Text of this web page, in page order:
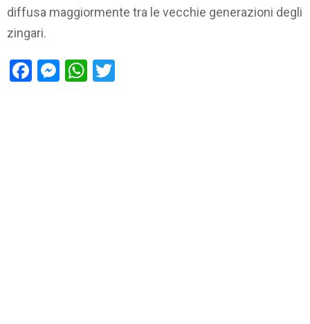
diffusa maggiormente tra le vecchie generazioni degli
zingari.
Facebook
Messenger
WhatsApp